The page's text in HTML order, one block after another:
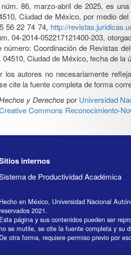
86, marzo-abril de 2025, es
Ciudad de México, por medio
56 22 74 74, http://
04-2014-052217121400-203,
número: Coordinación de Revistas
Ciudad de México, fecha de la
los autores no necesariamente
cite la fuente completa de forma
y Derechos por Universidad
Commons Reconocimiento-
internos
de Productividad Académica
Hecho en México, Universidad Nacional
2021.
Esta página y sus contenidos pueden ser
se mutile, se cite la fuente completa y su
De otra forma, requiere permiso previo por